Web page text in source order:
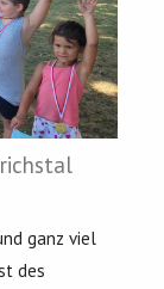
ganz viel
des